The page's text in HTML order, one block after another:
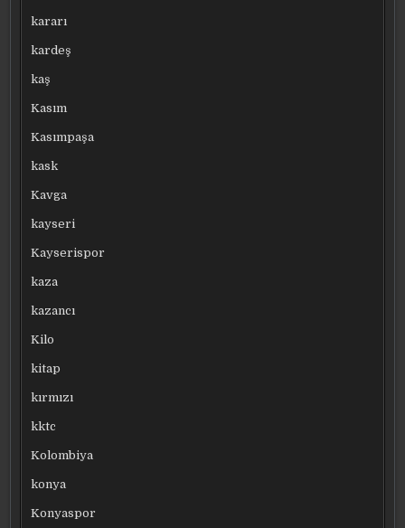
kararı
kardeş
kaş
Kasım
Kasımpaşa
kask
Kavga
kayseri
Kayserispor
kaza
kazancı
Kilo
kitap
kırmızı
kktc
Kolombiya
konya
Konyaspor